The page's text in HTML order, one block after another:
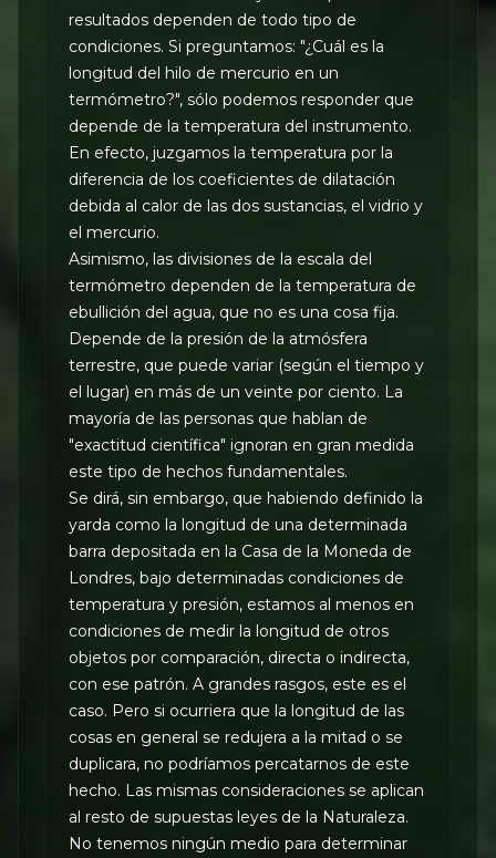
resultados dependen de todo tipo de
condiciones. Si preguntamos: "¿Cuál es la
longitud del hilo de mercurio en un
termómetro?", sólo podemos responder que
depende de la temperatura del instrumento.
En efecto, juzgamos la temperatura por la
diferencia de los coeficientes de dilatación
debida al calor de las dos sustancias, el vidrio y
el mercurio.
Asimismo, las divisiones de la escala del
termómetro dependen de la temperatura de
ebullición del agua, que no es una cosa fija.
Depende de la presión de la atmósfera
terrestre, que puede variar (según el tiempo y
el lugar) en más de un veinte por ciento. La
mayoría de las personas que hablan de
"exactitud científica" ignoran en gran medida
este tipo de hechos fundamentales.
Se dirá, sin embargo, que habiendo definido la
yarda como la longitud de una determinada
barra depositada en la Casa de la Moneda de
Londres, bajo determinadas condiciones de
temperatura y presión, estamos al menos en
condiciones de medir la longitud de otros
objetos por comparación, directa o indirecta,
con ese patrón. A grandes rasgos, este es el
caso. Pero si ocurriera que la longitud de las
cosas en general se redujera a la mitad o se
duplicara, no podríamos percatarnos de este
hecho. Las mismas consideraciones se aplican
al resto de supuestas leyes de la Naturaleza.
No tenemos ningún medio para determinar